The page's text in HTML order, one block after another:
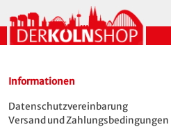
Informationen
Datenschutzvereinbarung
Versand und Zahlungsbedingungen